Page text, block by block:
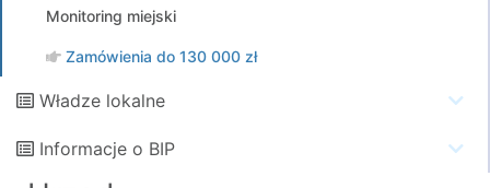
Monitoring miejski
Zamówienia do 130 000 zł
Władze lokalne
Informacje o BIP